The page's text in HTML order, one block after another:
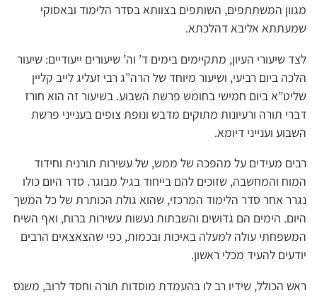
מגוון המשתתפים, השותפים בצוותא בסדר הלימוד ובאסוקי
שמעתתא אליבא דהלכתא.
לצד שיעורי העיון, מתקיימים בימים ד’ וה’ שיעורים ייעודיים: שיעור
הלכה ביום רביעי, ושיעור מיוחד של הרה”ג רבי זעליג לייב קליין
שליט”א ביום חמישי בחומש פרשת השבוע. בשיעור זה הוא חורז
דברי תורה ורעיונות מתוקים מדבש ונופת צופים בענייני פרשת
השבוע וענייני דיומא.
רבים מעידים על מהפכה של ממש, של עשירות תורנית וחידוד
המוח והמחשבה, שזוכים להם בייחוד בגיל מבוגר. סדר היום כולו
נגרר אחר סדר הלימוד המרכזי, שהוא גולת הכותרת של כל המשך
היום. הימים הם גדושים והשבתות נעשות עשירות ברוח, ואף השיח
המשפחתי עולה למעלה באיכות ובכמות, כפי שהצאצאים הרבים
יודעים להעיד מכלי ראשון.
ראש הכולל, שידיו רב לו בהעמדת מוסדות תורה וחסד לרוב, משנס